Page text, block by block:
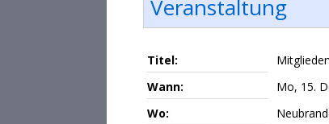
Veranstaltung
Titel:
Wann:
Mo, 15.
Wo: